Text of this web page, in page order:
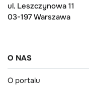
ul. Leszczynowa 11
03-197 Warszawa
O NAS
O portalu